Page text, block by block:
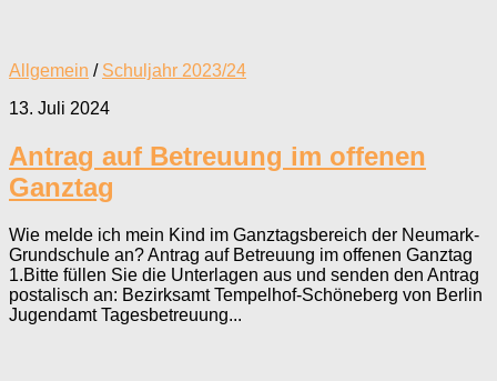
Allgemein / Schuljahr 2023/24
13. Juli 2024
Antrag auf Betreuung im offenen
Ganztag
Wie melde ich mein Kind im Ganztagsbereich der Neumark-
Grundschule an? Antrag auf Betreuung im offenen Ganztag
1.Bitte füllen Sie die Unterlagen aus und senden den Antrag
postalisch an: Bezirksamt Tempelhof-Schöneberg von Berlin
Jugendamt Tagesbetreuung...